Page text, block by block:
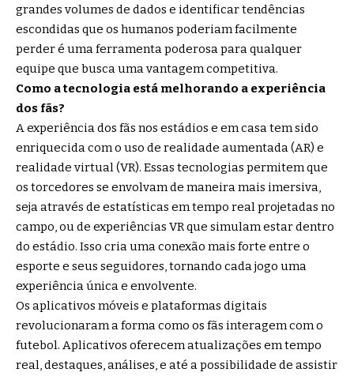
grandes volumes de dados e identificar tendências
escondidas que os humanos poderiam facilmente
perder é uma ferramenta poderosa para qualquer
equipe que busca uma vantagem competitiva.
Como a tecnologia está melhorando a experiência
dos fãs?
A experiência dos fãs nos estádios e em casa tem sido
enriquecida com o uso de realidade aumentada (AR) e
realidade virtual (VR). Essas tecnologias permitem que
os torcedores se envolvam de maneira mais imersiva,
seja através de estatísticas em tempo real projetadas no
campo, ou de experiências VR que simulam estar dentro
do estádio. Isso cria uma conexão mais forte entre o
esporte e seus seguidores, tornando cada jogo uma
experiência única e envolvente.
Os aplicativos móveis e plataformas digitais
revolucionaram a forma como os fãs interagem com o
futebol. Aplicativos oferecem atualizações em tempo
real, destaques, análises, e até a possibilidade de assistir